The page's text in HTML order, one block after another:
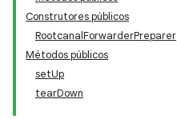
Construtores públicos
RootcanalForwarderPreparer
Métodos públicos
setUp
tearDown